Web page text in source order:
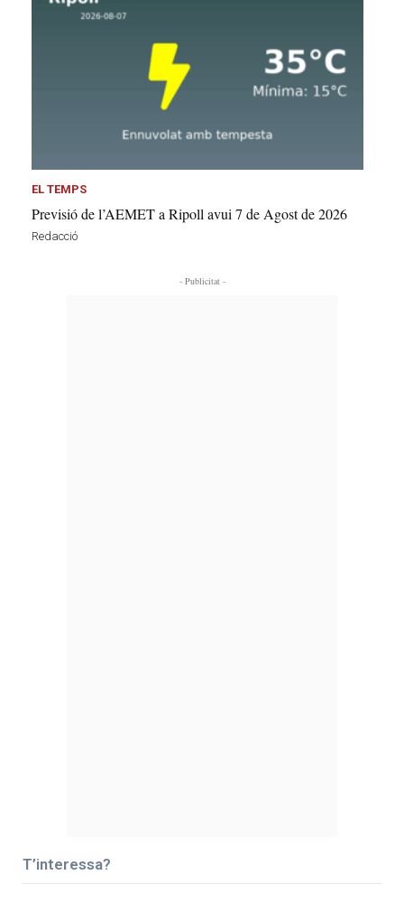
EL TEMPS
Previsió de l’AEMET a Ripoll avui 7 de Agost de 2026
Redacció
- Publicitat -
T’interessa?